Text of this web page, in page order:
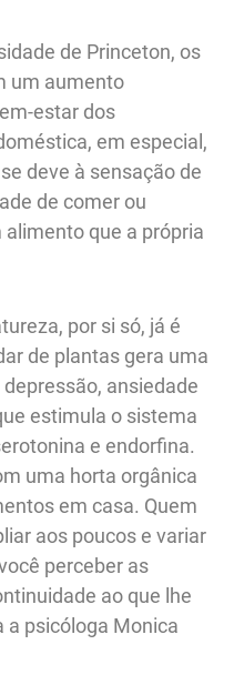
de Princeton, os
um aumento
estar dos
em especial,
deve à sensação de
de comer ou
que a própria
por si só, já é
de plantas gera uma
ansiedade
estimula o sistema
e endorfina.
uma horta orgânica
em casa. Quem
aos poucos e variar
perceber as
ao que lhe
a psicóloga Monica